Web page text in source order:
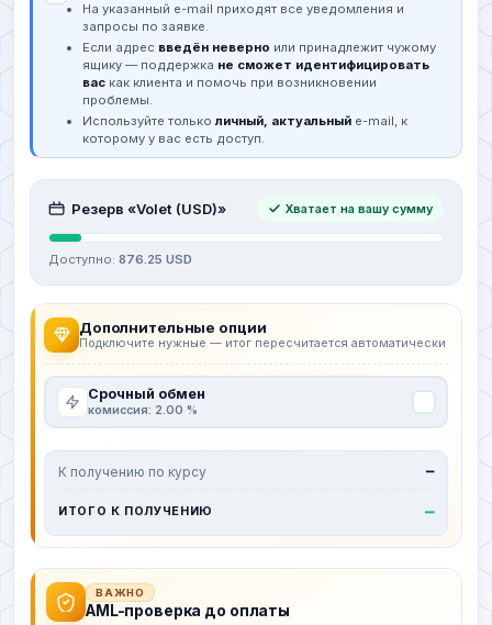
На указанный e-mail приходят все уведомления и
запросы по заявке.
Если адрес введён неверно или принадлежит чужому
ящику — поддержка не сможет идентифицировать
вас как клиента и помочь при возникновении
проблемы.
Используйте тольколичный, актуальный e-mail, к
которому у вас есть доступ.
Резерв «Volet (USD)» Хватает на вашу сумму
Доступно: 876.25 USD
Дополнительные опции
Подключите нужные — итог пересчитается автоматически
Срочный обмен
комиссия: 2.00 %
К получению по курсу —
ИТОГО К ПОЛУЧЕНИЮ —
ВАЖНО
AML-проверка до оплаты